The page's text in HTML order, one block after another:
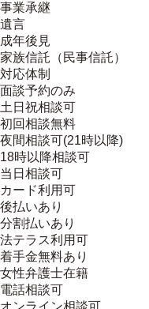
事業承継
遺言
成年後見
家族信託（民事信託）
対応体制
面談予約のみ
土日祝相談可
初回相談無料
夜間相談可(21時以降)
18時以降相談可
当日相談可
カード利用可
後払いあり
分割払いあり
法テラス利用可
着手金無料あり
女性弁護士在籍
電話相談可
オンライン相談可